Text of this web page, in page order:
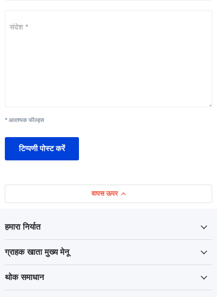
संदेश *
* आवश्यक फील्ड्स
टिप्पणी पोस्ट करें
वापस ऊपर
हमारा निर्यात
ग्राहक खाता मुख्य मेनू
थोक समाधान